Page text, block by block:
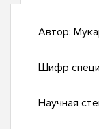
Автор:
Шифр
Научная